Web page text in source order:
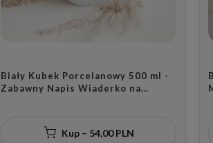
Biały Kubek Porcelanowy 500 ml -
Zabawny Napis Wiaderko na
Kup – 54,00 PLN